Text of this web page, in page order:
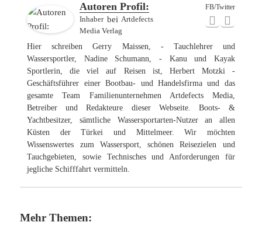
FB/Twitter
Autoren Profil:
Inhaberbei Artdefects
Media Verlag
Hier schreiben Gerry Maissen, - Tauchlehrer und
Wassersportler, Nadine Schumann, - Kanu und Kayak
Sportlerin, die viel auf Reisen ist, Herbert Motzki -
Geschäftsführer einer Bootbau- und Handelsfirma und das
gesamte Team Familienunternehmen Artdefects Media,
Betreiber und Redakteure dieser Webseite. Boots- &
Yachtbesitzer, sämtliche Wassersportarten-Nutzer an allen
Küsten der Türkei und Mittelmeer. Wir möchten
Wissenswertes zum Wassersport, schönen Reisezielen und
Tauchgebieten, sowie Technisches und Anforderungen für
jegliche Schifffahrt vermitteln.
Mehr Themen: